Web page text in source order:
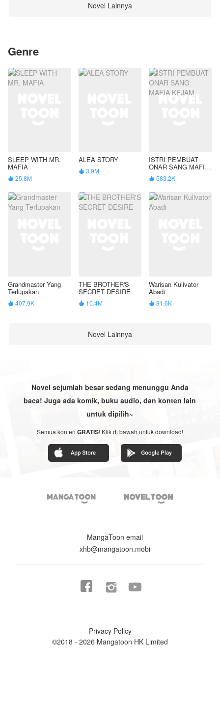
Novel Lainnya
Genre
SLEEP WITH MR.
MAFIA
 25.8M
ALEA STORY
 3.9M
ISTRI PEMBUAT
ONAR SANG MAFIA
KEJAM
 583.2K
Grandmaster Yang
Terlupakan
 407.9K
THE BROTHER'S
SECRET DESIRE
 10.4M
Warisan Kulivator
Abadi
 81.6K
Novel Lainnya
Novel sejumlah besar sedang menunggu Anda
baca! Juga ada komik, buku audio, dan konten lain
untuk dipilih~
Semua konten GRATIS! Klik di bawah untuk download!
 
MangaToon email
xhb@mangatoon.mobi
 
Privacy Policy
©2018 - 2026 Mangatoon HK Limited